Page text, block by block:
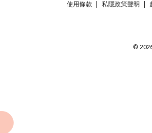
使用條款
私隱政策聲明
©